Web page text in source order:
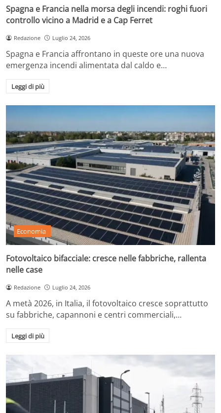
Spagna e Francia nella morsa degli incendi: roghi fuori
controllo vicino a Madrid e a Cap Ferret
Redazione Luglio 24, 2026
Spagna e Francia affrontano in queste ore una nuova
emergenza incendi alimentata dal caldo e…
Leggi di più
Economia
Fotovoltaico bifacciale: cresce nelle fabbriche, rallenta
nelle case
Redazione Luglio 24, 2026
A metà 2026, in Italia, il fotovoltaico cresce soprattutto
su fabbriche, capannoni e centri commerciali,…
Leggi di più